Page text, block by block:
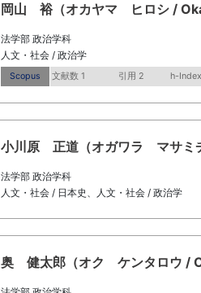
岡山 裕（オカヤマ ヒロシ /
法学部 政治学科
人文・社会 / 政治学
Scopus 文献数 1 引用 2 h-
小川原 正道（オガワラ マサミ
法学部 政治学科
人文・社会 / 日本史、人文・社会 / 政治学
奥 健太郎（オク ケンタロウ /